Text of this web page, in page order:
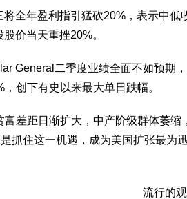
年盈利指引猛砍20%，表示中低
价当天重挫20%。
二季度业绩全面不如预期，
，创下有史以来最大单日跌幅。
距日渐扩大，中产阶级群体萎缩
抓住这一机遇，成为美国扩张最为
流行的观